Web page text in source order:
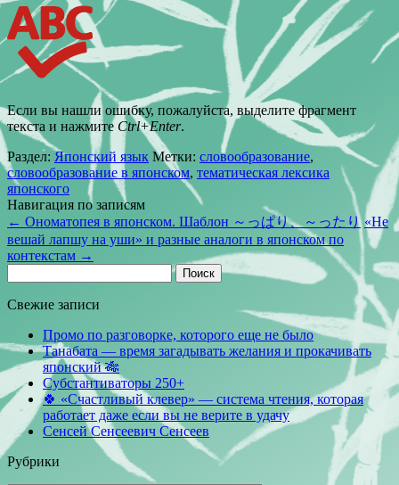
Если вы нашли ошибку, пожалуйста, выделите фрагмент
текста и нажмите Ctrl+Enter.
Раздел: Японский язык Метки: словообразование,
словообразование в японском, тематическая лексика
японского
Навигация по записям
← Ономатопея в японском. Шаблон ～っぱり、～ったり «Не
вешай лапшу на уши» и разные аналоги в японском по
контекстам →
Свежие записи
Промо по разговорке, которого еще не было
Танабата — время загадывать желания и прокачивать
японский 🎋
Субстантиваторы 250+
🍀 «Счастливый клевер» — система чтения, которая
работает даже если вы не верите в удачу
Сенсей Сенсеевич Сенсеев
Рубрики